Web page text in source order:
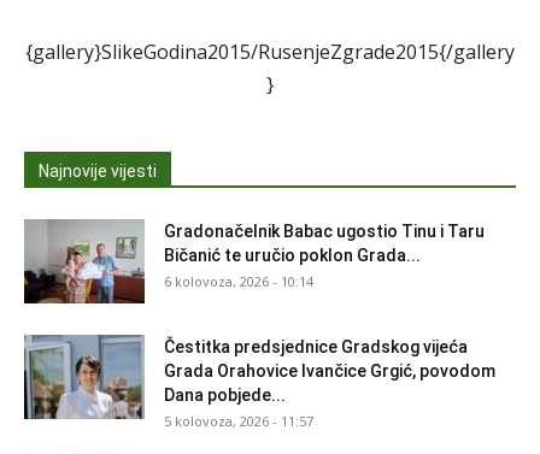
{gallery}SlikeGodina2015/RusenjeZgrade2015{/gallery
}
Najnovije vijesti
Gradonačelnik Babac ugostio Tinu i Taru
Bičanić te uručio poklon Grada...
6 kolovoza, 2026 - 10:14
Čestitka predsjednice Gradskog vijeća
Grada Orahovice Ivančice Grgić, povodom
Dana pobjede...
5 kolovoza, 2026 - 11:57